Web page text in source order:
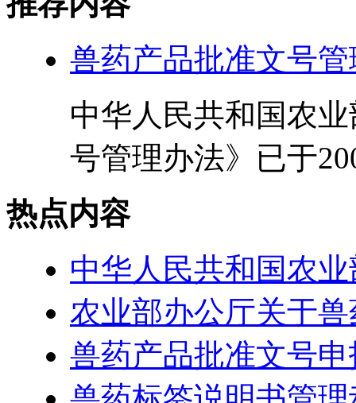
兽药产品批准文号
中华人民共和国农
号管理办法》已于
热点内容
中华人民共和国农
农业部办公厅关于
兽药产品批准文号